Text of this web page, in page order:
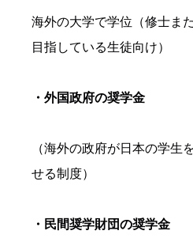
海外の大学で学位（修士ま
目指している生徒向け）
・外国政府の奨学金
（海外の政府が日本の学生
せる制度）
・民間奨学財団の奨学金